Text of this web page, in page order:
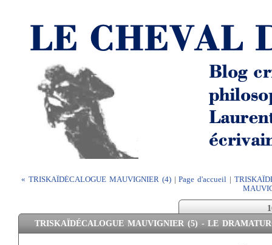
« TRISKAÏDÉCALOGUE MAUVIGNIER (4)|Page d'accueil
TRISKAÏDÉCALOGUE MAUVIGNIER (5) - LE